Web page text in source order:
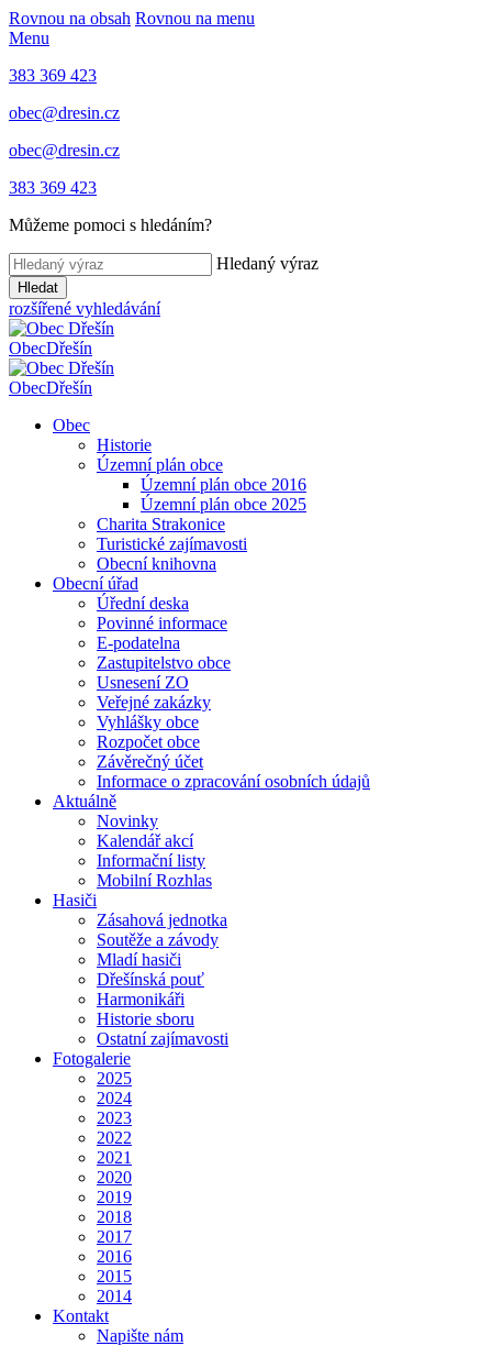
Rovnou na obsah Rovnou na menu
Menu
383 369 423
obec@dresin.cz
obec@dresin.cz
383 369 423
Můžeme pomoci s hledáním?
Hledaný výraz
Hledat
rozšířené vyhledávání
ObecDřešín
ObecDřešín
Obec
Historie
Územní plán obce
Územní plán obce 2016
Územní plán obce 2025
Charita Strakonice
Turistické zajímavosti
Obecní knihovna
Obecní úřad
Úřední deska
Povinné informace
E-podatelna
Zastupitelstvo obce
Usnesení ZO
Veřejné zakázky
Vyhlášky obce
Rozpočet obce
Závěrečný účet
Informace o zpracování osobních údajů
Aktuálně
Novinky
Kalendář akcí
Informační listy
Mobilní Rozhlas
Hasiči
Zásahová jednotka
Soutěže a závody
Mladí hasiči
Dřešínská pouť
Harmonikáři
Historie sboru
Ostatní zajímavosti
Fotogalerie
2025
2024
2023
2022
2021
2020
2019
2018
2017
2016
2015
2014
Kontakt
Napište nám